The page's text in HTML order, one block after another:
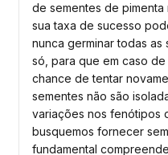
de sementes de
sua taxa de sucesso
nunca germinar todas as
só, para que em caso
chance de tentar
sementes não são
variações nos fenótipos
busquemos fornecer
fundamental